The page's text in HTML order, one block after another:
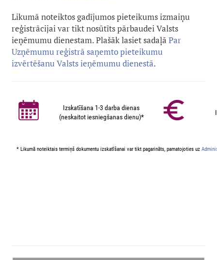
Likumā noteiktos gadījumos pieteikums izmaiņu
reģistrācijai var tikt nosūtīts pārbaudei Valsts
ieņēmumu dienestam. Plašāk lasiet sadaļā Par
Uzņēmumu reģistrā saņemto pieteikumu
izvērtēšanu Valsts ieņēmumu dienestā.
Izskatīšana 1-3 darba dienas
(neskaitot iesniegšanas dienu)*
* Likumā noteiktais termiņš dokumentu izskatīšanai var tikt pagarināts, pamatojoties uz